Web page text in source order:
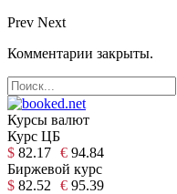
Prev Next
Комментарии закрыты.
Курсы валют
Курс ЦБ
$ 82.17 € 94.84
Биржевой курс
$ 82.52 € 95.39